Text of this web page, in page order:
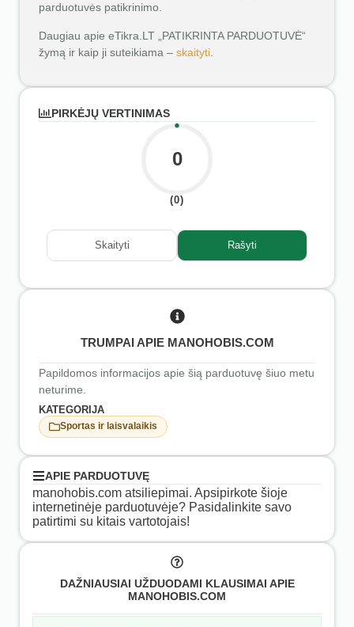
parduotuvės patikrinimo.
Daugiau apie eTikra.LT „PATIKRINTA PARDUOTUVĖ“
žymą ir kaip ji suteikiama – skaityti
PIRKĖJŲ VERTINIMAS
0
(0)
Skaityti Rašyti
TRUMPAI APIE MANOHOBIS.COM
Papildomos informacijos apie šią parduotuvę šiuo metu
neturime.
KATEGORIJA
Sportas ir laisvalaikis
APIE PARDUOTUVĘ
manohobis.com atsiliepimai. Apsipirkote šioje
internetinėje parduotuvėje? Pasidalinkite savo
patirtimi su kitais vartotojais!
DAŽNIAUSIAI UŽDUODAMI KLAUSIMAI APIE
MANOHOBIS.COM